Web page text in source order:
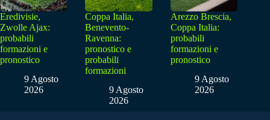
Eredivisie,
Zwolle Ajax:
probabili
formazioni e
pronostico
9 Agosto
2026
Coppa Italia,
Benevento-
Ravenna:
pronostico e
probabili
formazioni
9 Agosto
2026
Arezzo Brescia,
Coppa Italia:
probabili
formazioni e
pronostico
9 Agosto
2026